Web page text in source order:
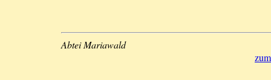
Abtei Mariawald